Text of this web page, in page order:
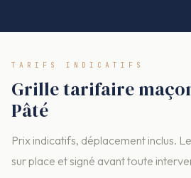
TARIFS INDICATIFS
Grille tarifaire
Pâté
Prix indicatifs, déplacement inclus.
sur place et signé avant toute